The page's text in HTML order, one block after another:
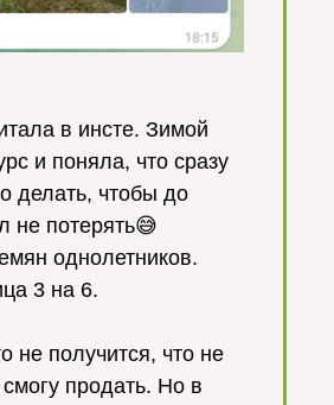
в инсте. Зимой
и поняла, что сразу
делать, чтобы до
не потерять😅
однолетников.
3 на 6.
не получится, что не
продать. Но в